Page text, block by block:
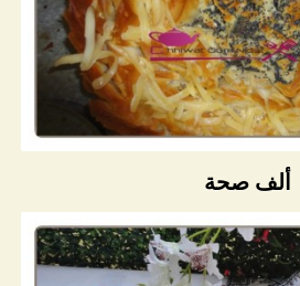
ألف صحة